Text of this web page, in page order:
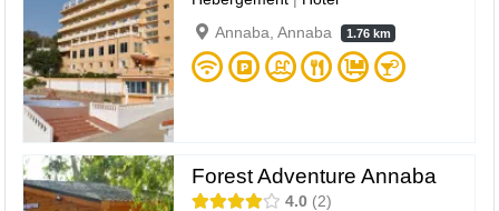
Annaba, Annaba
1.76 km
Forest Adventure Annaba
4.0
2